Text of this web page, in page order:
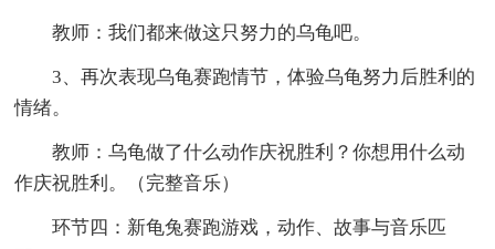
教师：我们都来做这只努力的乌龟吧。
3、再次表现乌龟赛跑情节，体验乌龟努力后胜利的
情绪。
教师：乌龟做了什么动作庆祝胜利？你想用什么动
作庆祝胜利。（完整音乐）
环节四：新龟兔赛跑游戏，动作、故事与音乐匹